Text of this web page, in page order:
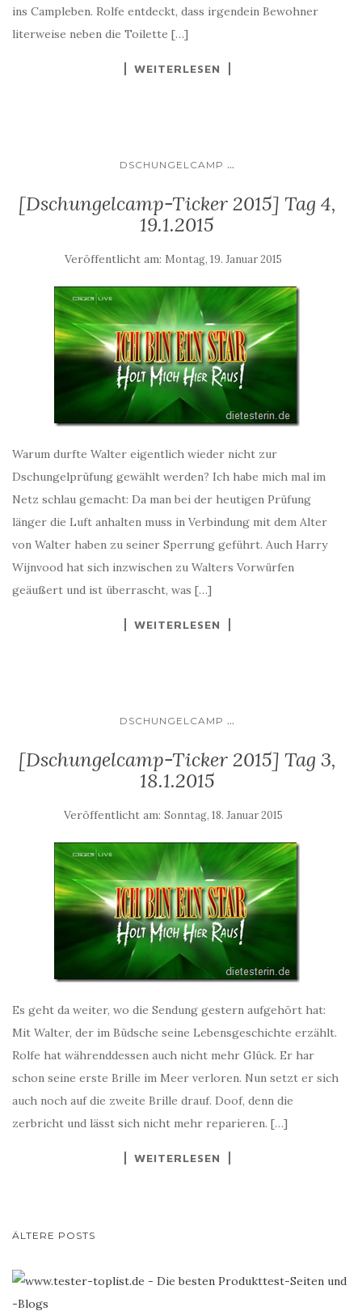
ins Campleben. Rolfe entdeckt, dass irgendein Bewohner
literweise neben die Toilette […]
WEITERLESEN
DSCHUNGELCAMP ...
[Dschungelcamp-Ticker 2015] Tag 4,
19.1.2015
Veröffentlicht am: Montag, 19. Januar 2015
Warum durfte Walter eigentlich wieder nicht zur
Dschungelprüfung gewählt werden? Ich habe mich mal im
Netz schlau gemacht: Da man bei der heutigen Prüfung
länger die Luft anhalten muss in Verbindung mit dem Alter
von Walter haben zu seiner Sperrung geführt. Auch Harry
Wijnvood hat sich inzwischen zu Walters Vorwürfen
geäußert und ist überrascht, was […]
WEITERLESEN
DSCHUNGELCAMP ...
[Dschungelcamp-Ticker 2015] Tag 3,
18.1.2015
Veröffentlicht am: Sonntag, 18. Januar 2015
Es geht da weiter, wo die Sendung gestern aufgehört hat:
Mit Walter, der im Büdsche seine Lebensgeschichte erzählt.
Rolfe hat währenddessen auch nicht mehr Glück. Er har
schon seine erste Brille im Meer verloren. Nun setzt er sich
auch noch auf die zweite Brille drauf. Doof, denn die
zerbricht und lässt sich nicht mehr reparieren. […]
WEITERLESEN
BEITRAGS-
ÄLTERE POSTS